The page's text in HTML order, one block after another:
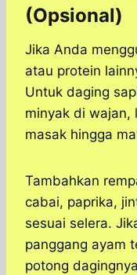
(Opsional)
Jika Anda
atau protein
Untuk daging
minyak di wajan,
masak hingga
Tambahkan
cabai, paprika,
sesuai selera.
panggang ayam
potong